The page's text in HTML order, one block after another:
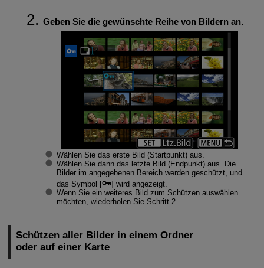
Geben Sie die gewünschte Reihe von Bildern an.
Wählen Sie das erste Bild (Startpunkt) aus.
Wählen Sie dann das letzte Bild (Endpunkt) aus. Die
Bilder im angegebenen Bereich werden geschützt, und
das Symbol [
] wird angezeigt.
Wenn Sie ein weiteres Bild zum Schützen auswählen
möchten, wiederholen Sie Schritt 2.
Schützen aller Bilder in einem Ordner
oder auf einer Karte